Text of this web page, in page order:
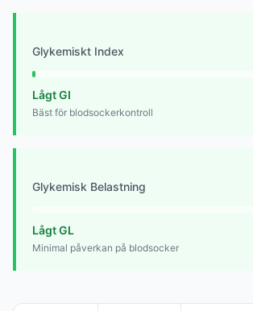
Glykemiskt Index
Lågt GI
Bäst för blodsockerkontroll
Glykemisk Belastning
Lågt GL
Minimal påverkan på blodsocker